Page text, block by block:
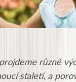
různé
staletí, a